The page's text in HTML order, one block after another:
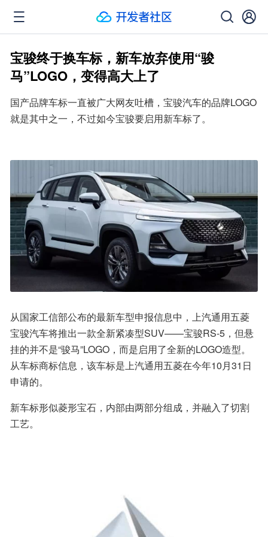
宝骏终于换车标，新车放弃使用“骏
马”LOGO，变得高大上了
国产品牌车标一直被广大网友吐槽，宝骏汽车的品牌LOGO
就是其中之一，不过如今宝骏要启用新车标了。
从国家工信部公布的最新车型申报信息中，上汽通用五菱
宝骏汽车将推出一款全新紧凑型SUV——宝骏RS-5，但悬
挂的并不是“骏马”LOGO，而是启用了全新的LOGO造型。
从车标商标信息，该车标是上汽通用五菱在今年10月31日
申请的。
新车标形似菱形宝石，内部由两部分组成，并融入了切割
工艺。